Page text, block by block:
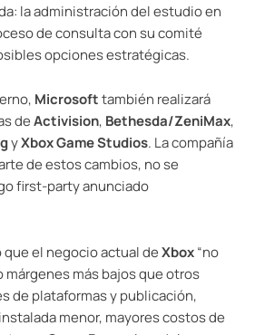
la administración del estudio en
de consulta con su comité
opciones estratégicas.
Microsofttambién realizará
deActivision, Bethesda/ZeniMax,
yXbox Game Studios. La compañía
de estos cambios, no se
first-party anunciado
el negocio actual deXbox“no
márgenes más bajos que otros
de plataformas y publicación,
menor, mayores costos de